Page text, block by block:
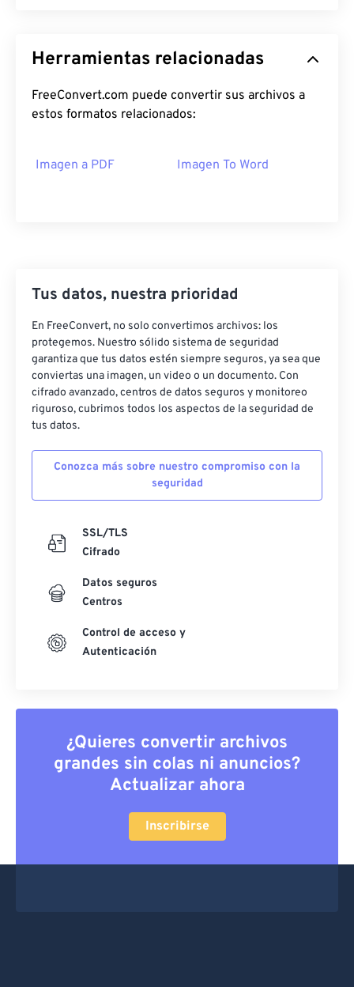
Herramientas relacionadas
FreeConvert.com puede convertir sus archivos a
estos formatos relacionados:
Imagen a PDF Imagen To Word
Tus datos, nuestra prioridad
En FreeConvert, no solo convertimos archivos: los
protegemos. Nuestro sólido sistema de seguridad
garantiza que tus datos estén siempre seguros, ya sea que
conviertas una imagen, un video o un documento. Con
cifrado avanzado, centros de datos seguros y monitoreo
riguroso, cubrimos todos los aspectos de la seguridad de
tus datos.
Conozca más sobre nuestro compromiso con la
seguridad
SSL/TLS
Cifrado
Datos seguros
Centros
Control de acceso y
Autenticación
¿Quieres convertir archivos
grandes sin colas ni anuncios?
Actualizar ahora
Inscribirse